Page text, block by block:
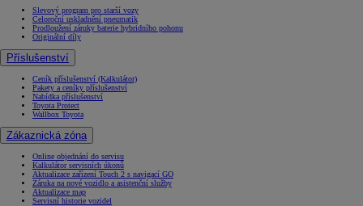
Slevový program pro starší vozy
Celoroční uskladnění pneumatik
Prodloužení záruky baterie hybridního pohonu
Originální díly
Příslušenství
Ceník příslušenství (Kalkulátor)
Pakety a ceníky příslušenství
Nabídka příslušenství
Toyota Protect
Wallbox Toyota
Zákaznická zóna
Online objednání do servisu
Kalkulátor servisních úkonů
Aktualizace zařízení Touch 2 s navigací GO
Záruka na nové vozidlo a asistenční služby
Aktualizace map
Servisní historie vozidel